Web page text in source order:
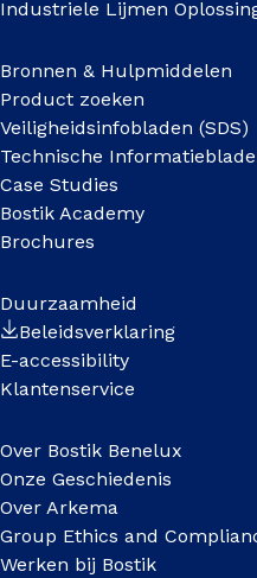
Industriele Lijmen
Bronnen & Hulpmiddelen
Product zoeken
Veiligheidsinfobladen (SDS)
Technische
Case Studies
Bostik Academy
Brochures
Duurzaamheid
Beleidsverklaring
E-accessibility
Klantenservice
Over Bostik Benelux
Onze Geschiedenis
Over Arkema
Group Ethics and
Werken bij Bostik